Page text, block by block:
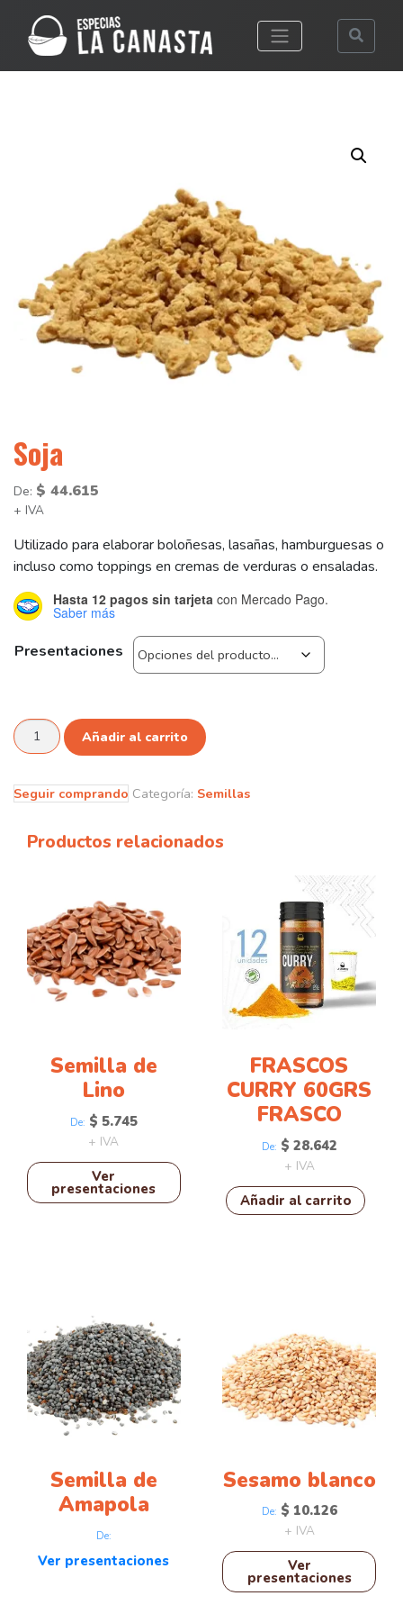
Desplegar
Soja
De: $ 44.615
+ IVA
Utilizado para elaborar boloñesas, lasañas, hamburguesas o
incluso como toppings en cremas de verduras o ensaladas.
Hasta 12 pagos sin tarjeta con Mercado Pago.
Saber más
Presentaciones
Soja
cantidad
Añadir al carrito
Seguir comprando Categoría: Semillas
Productos relacionados
Semilla de
Lino
De: $ 5.745
+ IVA
Ver
presentaciones
producto
tiene
múltiples
variantes.
Las
pueden
de
producto
FRASCOS
CURRY 60GRS
FRASCO
De: $ 28.642
+ IVA
Añadir al carrito
Semilla de
Amapola
De:
Ver presentaciones
Sesamo blanco
De: $ 10.126
+ IVA
Ver
presentaciones
tiene
múltiples
variantes.
Las
pueden
elegir
página
de